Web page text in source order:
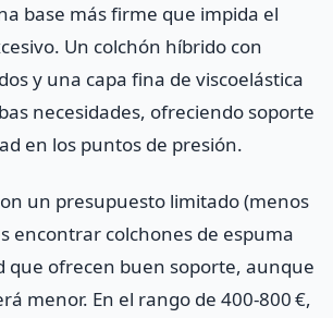
base más firme que impida el
Un colchón híbrido con
y una capa fina de viscoelástica
necesidades, ofreciendo soporte
en los puntos de presión.
un presupuesto limitado (menos
encontrar colchones de espuma
que ofrecen buen soporte, aunque
menor. En el rango de 400‑800 €,